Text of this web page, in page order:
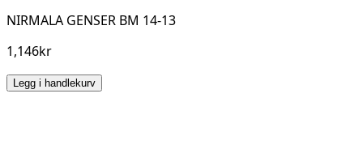
NIRMALA GENSER BM 14-13
1,146kr
Legg i handlekurv